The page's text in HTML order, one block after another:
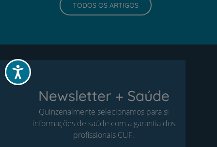
Acessibilidade
TODOS OS ARTIGOS
Newsletter + Saúde
Quinzenalmente selecionamos para si
informações de saúde com a garantia dos
profissionais CUF.